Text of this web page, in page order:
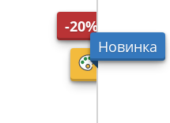
-20%
Новинка